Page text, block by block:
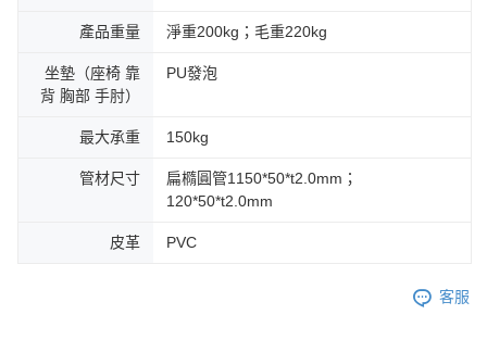
產品重量 淨重200kg；毛重220kg
坐墊（座椅 靠
背 胸部 手肘）
PU發泡
最大承重 150kg
管材尺寸
扁橢圓管1150*50*t2.0mm；
120*50*t2.0mm
皮革 PVC
客服